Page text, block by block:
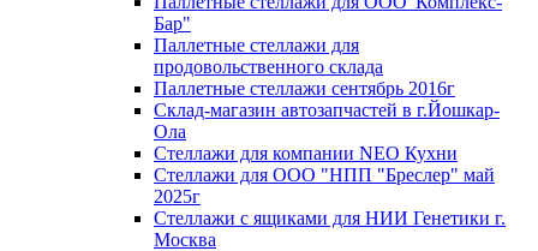
Бар"
Паллетные стеллажи для
продовольственного склада
Паллетные стеллажи сентябрь 2016г
Склад-магазин автозапчастей в г.Йошкар-
Ола
Стеллажи для компании NEO Кухни
Стеллажи для ООО "НПП "Бреслер" май
2025г
Стеллажи с ящиками для НИИ Генетики г.
Москва